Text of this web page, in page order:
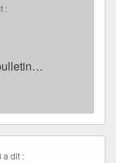
:
a dit :